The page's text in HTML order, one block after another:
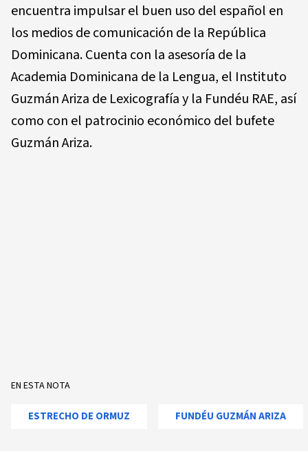
encuentra impulsar el buen uso del español en
los medios de comunicación de la República
Dominicana. Cuenta con la asesoría de la
Academia Dominicana de la Lengua, el Instituto
Guzmán Ariza de Lexicografía y la Fundéu RAE, así
como con el patrocinio económico del bufete
Guzmán Ariza.
EN ESTA NOTA
ESTRECHO DE ORMUZ FUNDÉU GUZMÁN ARIZA